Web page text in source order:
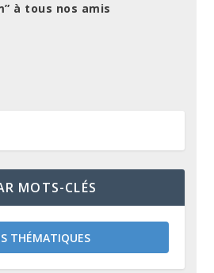
à tous nos amis
MOTS-CLÉS
THÉMATIQUES